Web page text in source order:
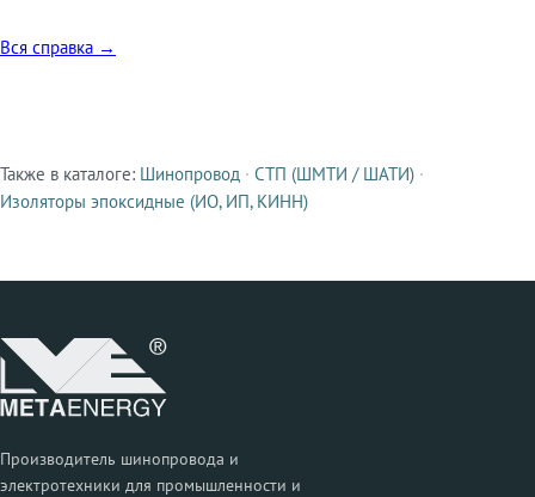
Вся справка →
Смежные продукты
Также в каталоге: Шинопровод · СТП (ШМТИ / ШАТИ) ·
Изоляторы эпоксидные (ИО, ИП, КИНН)
Производитель шинопровода и
электротехники для промышленности и